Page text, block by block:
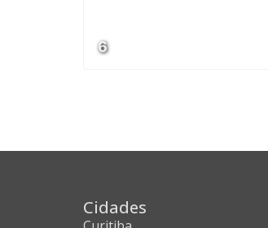
6
Cidades